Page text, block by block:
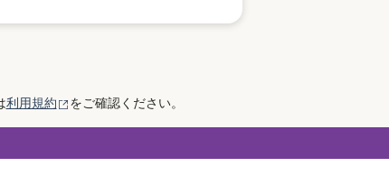
利用規約 （別ウィンドウで開きます）
をご確認ください。